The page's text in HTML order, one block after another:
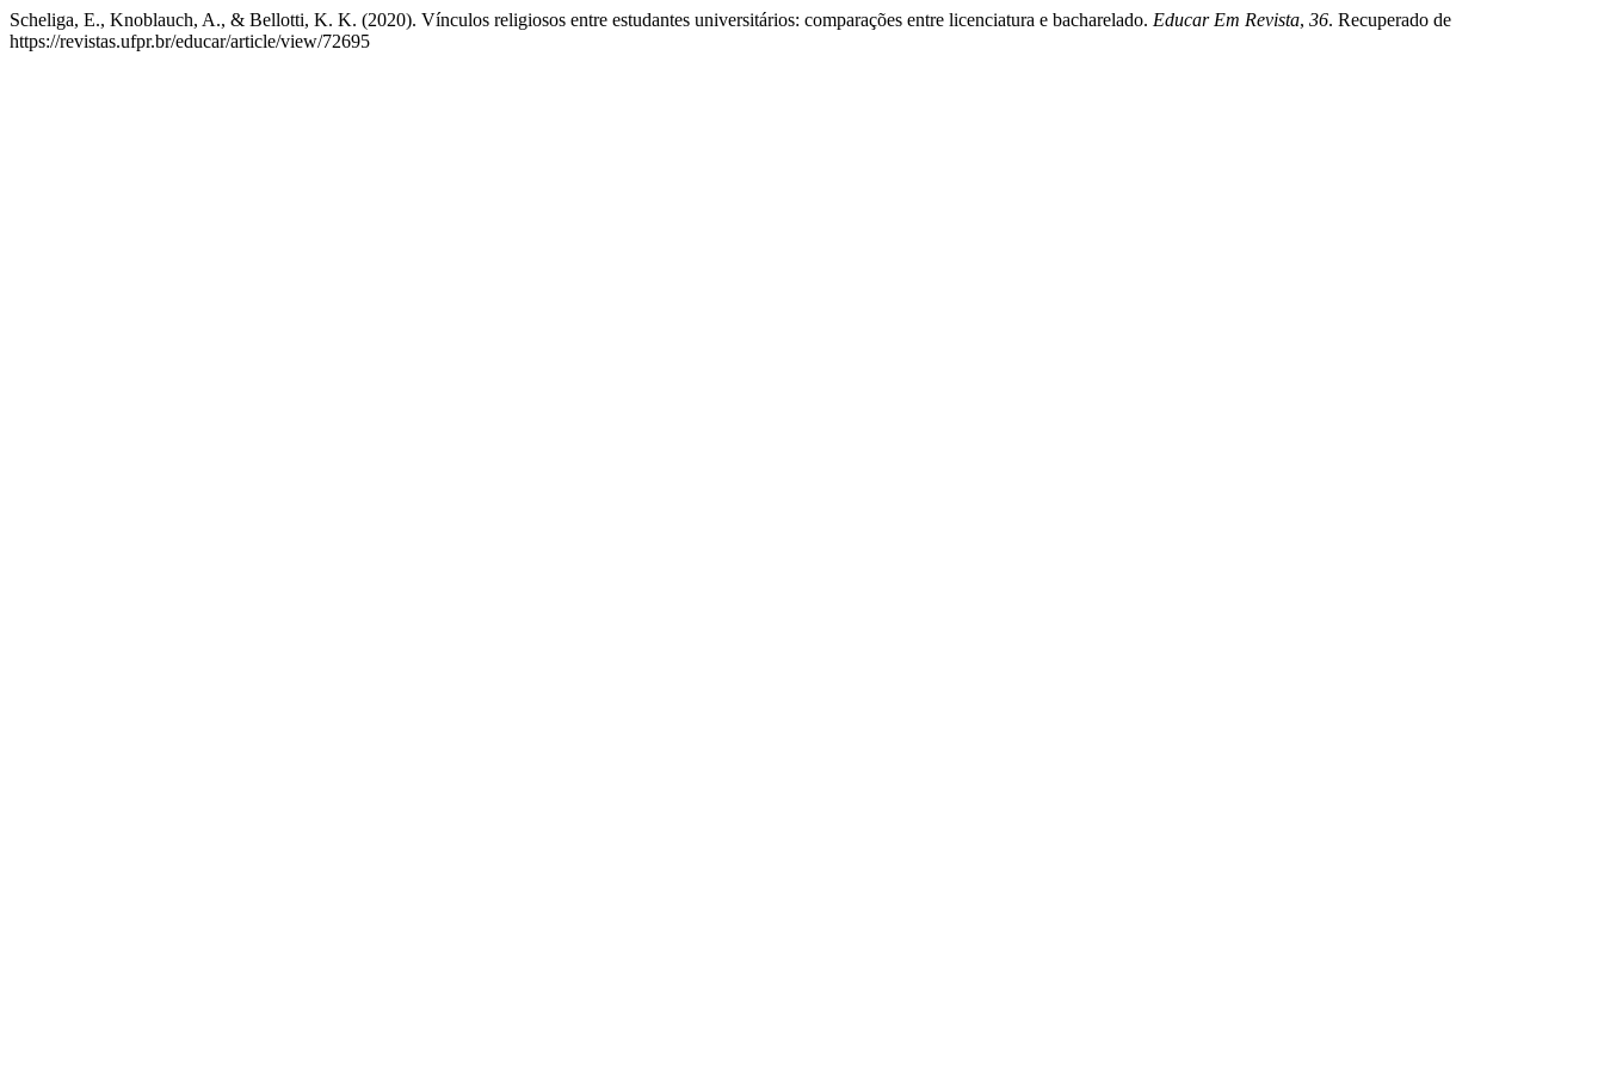
Scheliga, E., Knoblauch, A., & Bellotti, K. K. (2020). Vínculos religiosos entre estudantes universitários: comparações entre licenciatura e bacharelado. Educar Em Revista, 36. Recuperado de
https://revistas.ufpr.br/educar/article/view/72695